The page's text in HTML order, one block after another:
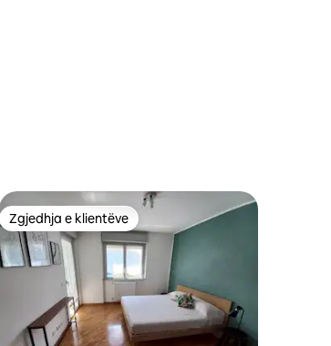
Zgjedhja e klientëve
Zgjedhja e klientëve